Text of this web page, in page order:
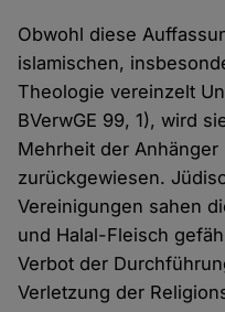
Obwohl diese
islamischen,
Theologie vereinzelt
BVerwGE 99, 1), wird
Mehrheit der
zurückgewiesen.
Vereinigungen sahen
und Halal-Fleisch
Verbot der
Verletzung der